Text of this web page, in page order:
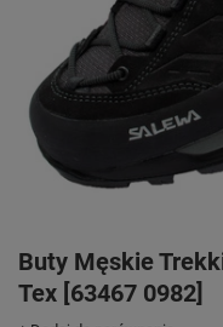
Buty Męskie
Tex [63467 0982]